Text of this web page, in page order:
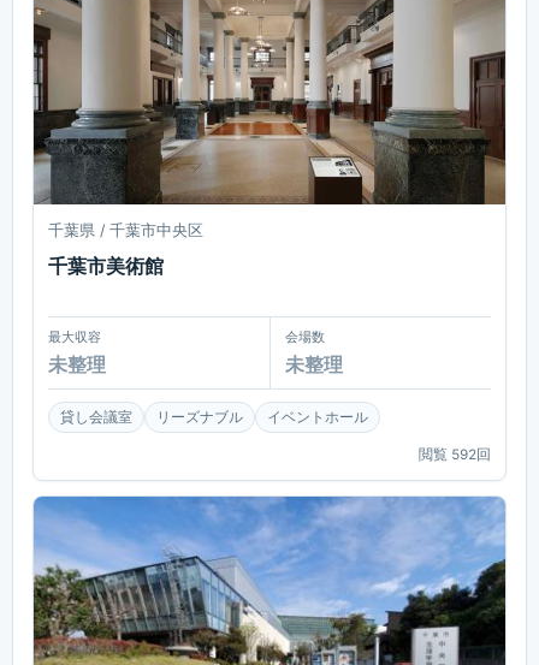
千葉県 / 千葉市中央区
千葉市美術館
最大収容
未整理
会場数
未整理
貸し会議室 リーズナブル イベントホール
閲覧 592回